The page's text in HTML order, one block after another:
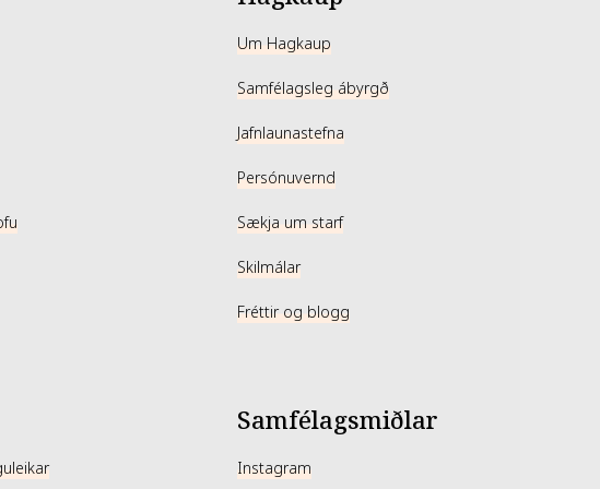
Um Hagkaup
Samfélagsleg ábyrgð
Jafnlaunastefna
Persónuvernd
Sækja um starf
Skilmálar
Fréttir og blogg
Samfélagsmiðlar
Instagram